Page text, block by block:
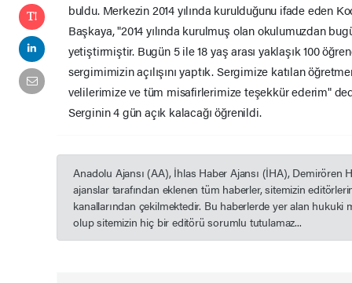
buldu. Merkezin 2014 yılında kurulduğunu ifade eden
Başkaya, "2014 yılında kurulmuş olan okulumuzdan
yetiştirmiştir. Bugün 5 ile 18 yaş arası yaklaşık 100
sergimimizin açılışını yaptık. Sergimize katılan
velilerimize ve tüm misafirlerimize teşekkür ederim"
Serginin 4 gün açık kalacağı öğrenildi.
Anadolu Ajansı (AA), İhlas Haber Ajansı (İHA), Demirören
ajanslar tarafından eklenen tüm haberler, sitemizin
kanallarından çekilmektedir. Bu haberlerde yer alan hukuki
olup sitemizin hiç bir editörü sorumlu tutulamaz...